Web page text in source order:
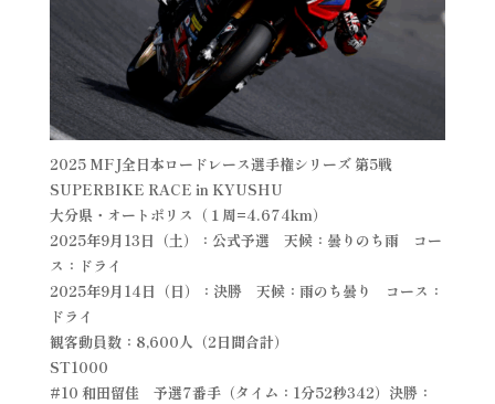
2025 MFJ全日本ロードレース選手権シリーズ 第5戦
SUPERBIKE RACE in KYUSHU
大分県・オートポリス（１周=4.674km）
2025年9月13日（土）：公式予選 天候：曇りのち雨 コー
ス：ドライ
2025年9月14日（日）：決勝 天候：雨のち曇り コース：
ドライ
観客動員数：8,600人（2日間合計）
ST1000
#10 和田留佳 予選7番手（タイム：1分52秒342）決勝：